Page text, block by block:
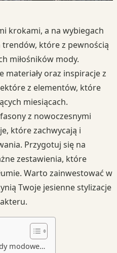
krokami, a na wybiegach
które z pewnością
miłośników mody.
materiały oraz inspiracje z
z elementów, które
miesiącach.
z nowoczesnymi
które zachwycają i
Przygotuj się na
zestawienia, które
Warto zainwestować w
Twoje jesienne stylizacje
modowe…